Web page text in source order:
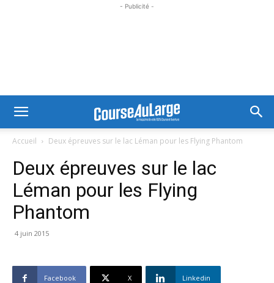
- Publicité -
Accueil Deux épreuves sur le lac Léman pour les Flying Phantom
Deux épreuves sur le lac
Léman pour les Flying
Phantom
4 juin 2015
Facebook X Linkedin